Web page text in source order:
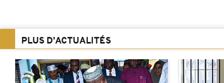
PLUS D'ACTUALITÉS